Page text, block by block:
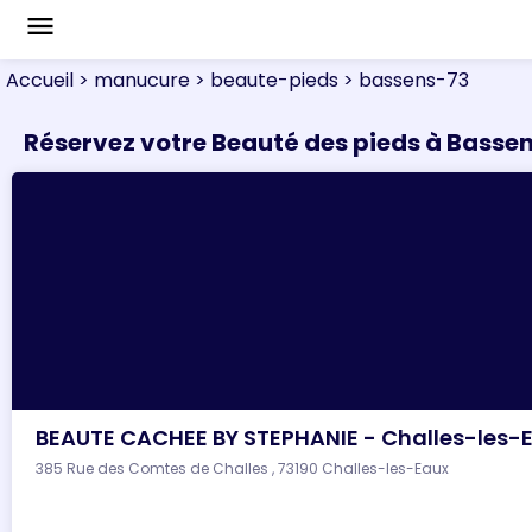
menu
Accueil > manucure > beaute-pieds > bassens-73
Réservez votre Beauté des pieds à
BEAUTE CACHEE BY STEPHANIE - Challes-les-
385 Rue des Comtes de Challes , 73190 Challes-les-Eaux